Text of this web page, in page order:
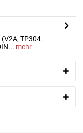
TP304,
mehr